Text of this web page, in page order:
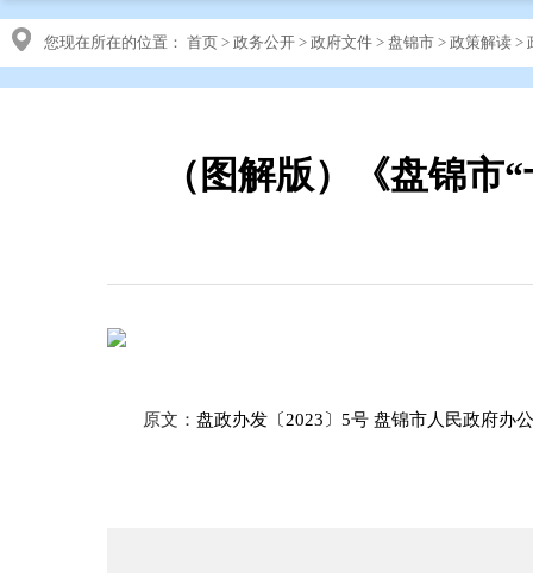
您现在所在的位置： 首页 > 政务公开 > 政府文件 > 盘锦市 > 政策解读 >
（图解版）《盘锦
原文： 盘政办发〔2023〕5号 盘锦市人民政府办